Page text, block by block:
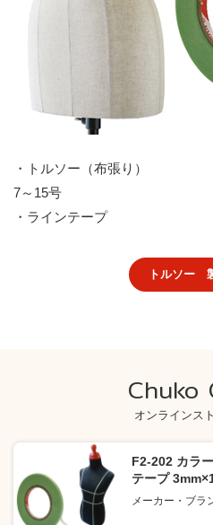
・トルソー（布張り）
7～15号
・ラインテープ
トルソー
Chuko
オンラインス
F2-202 カラ
テープ
メーカー・ブラ